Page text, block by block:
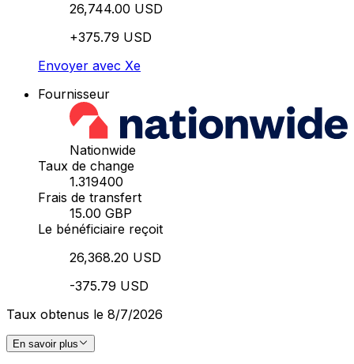
26,744.00 USD
+375.79 USD
Envoyer avec Xe
Fournisseur
Nationwide
Taux de change
1.319400
Frais de transfert
15.00 GBP
Le bénéficiaire reçoit
26,368.20 USD
-375.79 USD
Taux obtenus le 8/7/2026
En savoir plus